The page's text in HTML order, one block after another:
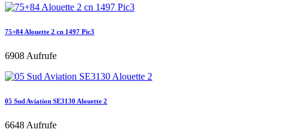
75+84 Alouette 2 cn 1497 Pic3
6908 Aufrufe
05 Sud Aviation SE3130 Alouette 2
6648 Aufrufe